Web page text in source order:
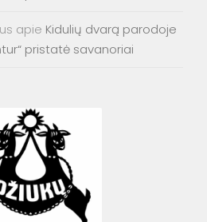
apie Kidulių dvarą parodoje
pristatė savanoriai